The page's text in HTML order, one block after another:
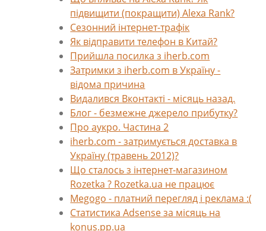
підвищити (покращити) Alexa Rank?
Сезонний інтернет-трафік
Як відправити телефон в Китай?
Прийшла посилка з iherb.com
Затримки з iherb.com в Україну -
відома причина
Видалився Вконтакті - місяць назад.
Блог - безмежне джерело прибутку?
Про аукро. Частина 2
iherb.com - затримується доставка в
Україну (травень 2012)?
Що сталось з інтернет-магазином
Rozetka ? Rozetka.ua не працює
Megogo - платний перегляд і реклама :(
Статистика Adsense за місяць на
konus.pp.ua